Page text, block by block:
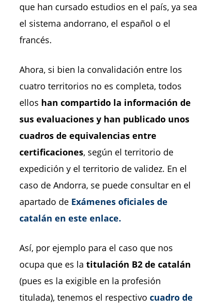
que han cursado estudios en el país, ya sea
el sistema andorrano, el español o el
francés.
Ahora, si bien la convalidación entre los
cuatro territorios no es completa, todos
ellos han compartido la información de
sus evaluaciones y han publicado unos
cuadros de equivalencias entre
certificaciones, según el territorio de
expedición y el territorio de validez. En el
caso de Andorra, se puede consultar en el
apartado de Exámenes oficiales de
catalán en este enlace.
Así, por ejemplo para el caso que nos
ocupa que es la titulación B2 de catalán
(pues es la exigible en la profesión
titulada), tenemos el respectivo cuadro de